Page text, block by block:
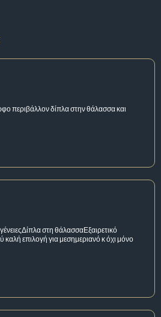
περιβάλλον δίπλα στην θάλασσα και
στη θάλασσαΕξαιρετικό
καλή επιλογή για μεσημεριανό κ όχι μόνο